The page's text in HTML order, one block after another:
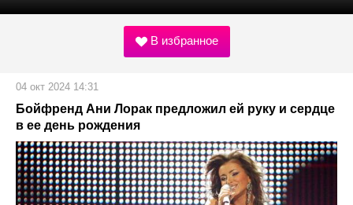
В избранное
04 окт 2024 14:31
Бойфренд Ани Лорак предложил ей руку и сердце
в ее день рождения